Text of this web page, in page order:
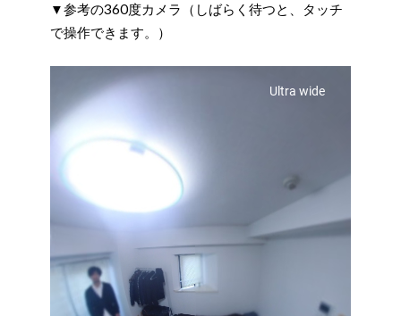
▼参考の360度カメラ（しばらく待つと、タッチ
で操作できます。）